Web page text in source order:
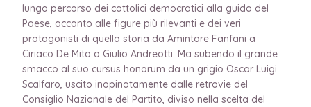
lungo percorso dei cattolici democratici alla guida del
Paese, accanto alle figure più rilevanti e dei veri
protagonisti di quella storia da Amintore Fanfani a
Ciriaco De Mita a Giulio Andreotti. Ma subendo il grande
smacco al suo cursus honorum da un grigio Oscar Luigi
Scalfaro, uscito inopinatamente dalle retrovie del
Consiglio Nazionale del Partito, diviso nella scelta del